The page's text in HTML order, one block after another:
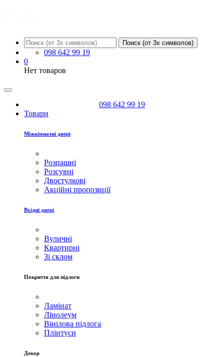
Поиск (от 3х символов)
098 642 99 19
0
Нет товаров
098 642 99 19
Товари
Міжкімнатні двері
Розпашні
Розсувні
Двостулкові
Акційні пропозиції
Вхідні двері
Вуличні
Квартирні
Зі склом
Покриття для підлоги
Ламінат
Лінолеум
Вінілова підлога
Плінтуси
Декор